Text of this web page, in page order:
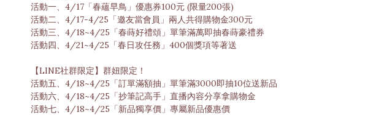
活動一、4/17「春蘊早鳥」優惠券100元 (限量200張)
活動二、4/17-4/25「邀友當會員」兩人共得購物金300元
活動三、4/18~4/25「春蒔好禮頌」單筆滿萬即抽春蒔豪禮券
活動四、4/21~4/25「春日攻任務」400個獎項等著送
【LINE社群限定】群妞限定！
活動五、4/18~4/25「訂單滿額抽」單筆滿3000即抽10位送新品
活動六、4/18~4/25「抄筆記高手」直播內容分享拿購物金
活動七、4/18~4/25「新品獨享價」專屬新品優惠價